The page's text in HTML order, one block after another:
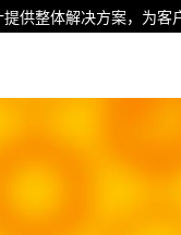
提供整体解决方案，为客